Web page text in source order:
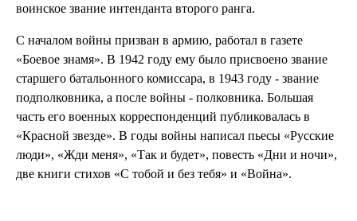
воинское звание интенданта второго ранга.
С началом войны призван в армию, работал в газете
«Боевое знамя». В 1942 году ему было присвоено звание
старшего батальонного комиссара, в 1943 году - звание
подполковника, а после войны - полковника. Большая
часть его военных корреспонденций публиковалась в
«Красной звезде». В годы войны написал пьесы «Русские
люди», «Жди меня», «Так и будет», повесть «Дни и ночи»,
две книги стихов «С тобой и без тебя» и «Война».